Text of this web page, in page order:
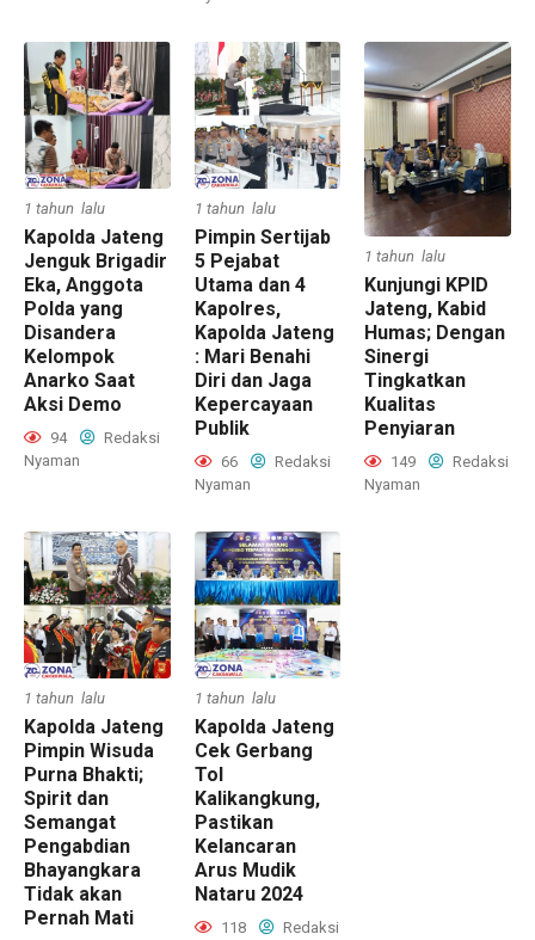
1 tahun lalu
Kapolda Jateng
Jenguk Brigadir
Eka, Anggota
Polda yang
Disandera
Kelompok
Anarko Saat
Aksi Demo
94
Redaksi
Nyaman
1 tahun lalu
Pimpin Sertijab
5 Pejabat
Utama dan 4
Kapolres,
Kapolda Jateng
: Mari Benahi
Diri dan Jaga
Kepercayaan
Publik
66
Redaksi
Nyaman
1 tahun lalu
Kunjungi KPID
Jateng, Kabid
Humas; Dengan
Sinergi
Tingkatkan
Kualitas
Penyiaran
149
Redaksi
Nyaman
1 tahun lalu
Kapolda Jateng
Pimpin Wisuda
Purna Bhakti;
Spirit dan
Semangat
Pengabdian
Bhayangkara
Tidak akan
Pernah Mati
1 tahun lalu
Kapolda Jateng
Cek Gerbang
Tol
Kalikangkung,
Pastikan
Kelancaran
Arus Mudik
Nataru 2024
118
Redaksi